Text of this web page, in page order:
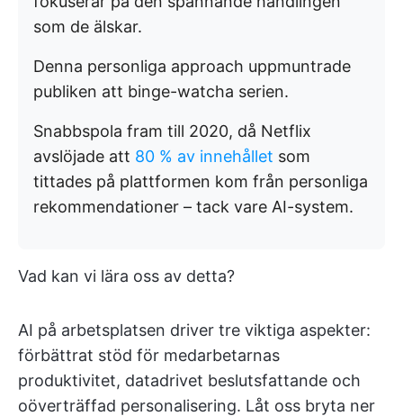
som de älskar.
Denna personliga approach uppmuntrade
publiken att binge-watcha serien.
Snabbspola fram till 2020, då Netflix
avslöjade att 80 % av innehållet som
tittades på plattformen kom från personliga
rekommendationer – tack vare AI-system.
Vad kan vi lära oss av detta?
AI på arbetsplatsen driver tre viktiga aspekter:
förbättrat stöd för medarbetarnas
produktivitet, datadrivet beslutsfattande och
oöverträffad personalisering. Låt oss bryta ner